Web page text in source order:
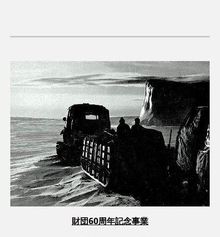
財団60周年記念事業